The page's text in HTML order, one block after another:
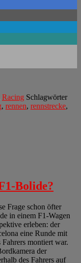
Racing Schlagwörter
, rennen, rennstrecke,
Bolide?
Frage schon öfter
in einem F1-Wagen
erleben: der
eine Runde mit
montiert war.
der
des Fahrers auf